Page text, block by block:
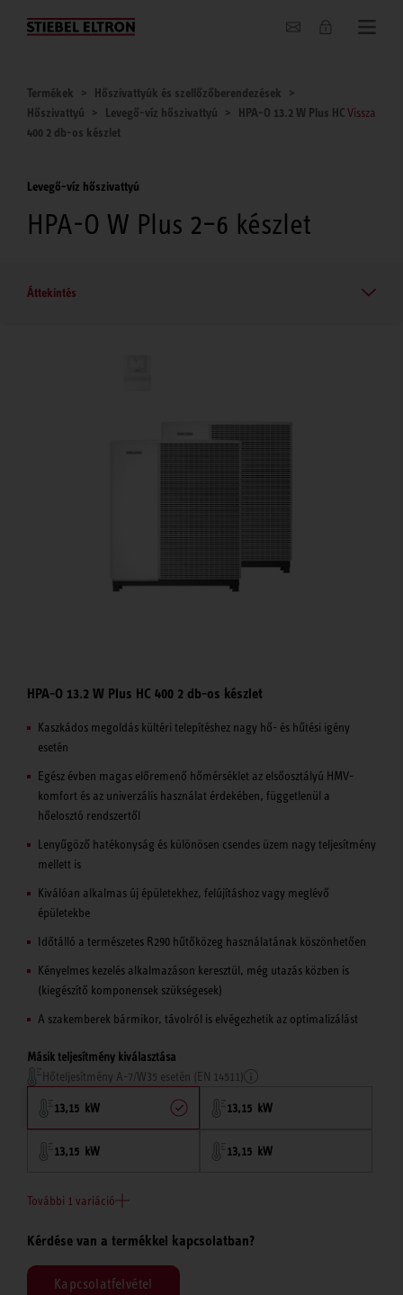
Hírek
Termékek
Hőszivattyúk és szellőzőberendezések
Hőszivattyú
Levegő-víz hőszivattyú
HPA-O 13.2 W Plus HC
400 2 db-os készlet
Vissza
Levegő-víz hőszivattyú
HPA-O W Plus 2–6 készlet
Áttekintés
HPA-O 13.2 W Plus HC 400 2 db-os készlet
Kaszkádos megoldás kültéri telepítéshez nagy hő- és hűtési igény
esetén
Egész évben magas előremenő hőmérséklet az elsőosztályú HMV-
komfort és az univerzális használat érdekében, függetlenül a
hőelosztó rendszertől
Lenyűgöző hatékonyság és különösen csendes üzem nagy teljesítmény
mellett is
Kiválóan alkalmas új épületekhez, felújításhoz vagy meglévő
épületekbe
Időtálló a természetes R290 hűtőközeg használatának köszönhetően
Kényelmes kezelés alkalmazáson keresztül, még utazás közben is
(kiegészítő komponensek szükségesek)
A szakemberek bármikor, távolról is elvégezhetik az optimalizálást
Másik teljesítmény kiválasztása
Hőteljesítmény A-7/W35 esetén (EN 14511)
13,15 kW 13,15 kW
13,15 kW 13,15 kW
További 1 variáció
Kérdése van a termékkel kapcsolatban?
Kapcsolatfelvétel